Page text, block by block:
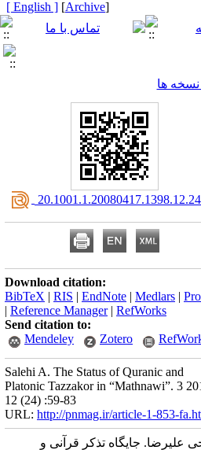
[
Archive
]
[ English ]
ها
Download citation:
BibTeX | RIS | EndNote | Medlars |
| Reference Manager| RefWorks
Send citation to:
Mendeley
Zotero
Salehi A. The Status of Quranic and
Platonic Tazzakor in “Mathnawi”. 3
12 (24) :59-83
URL: http://pnmag.ir/article-1-853-
علیرضا. جایگاه تذکر قرآنی و